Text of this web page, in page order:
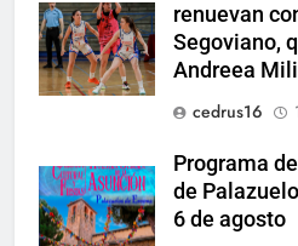
renuevan
Segoviano,
Andreea
cedrus16
Programa
de
6 de agosto